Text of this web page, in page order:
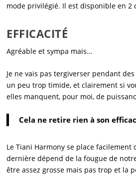
mode privilégié. Il est disponible en 2
EFFICACITÉ
Agréable et sympa mais…
Je ne vais pas tergiverser pendant
un peu trop timide, et clairement si
elles manquent, pour moi, de
Cela ne retire rien à son
Le Tiani Harmony se place facilement
dernière dépend de la fougue de
être assez grosse mais pas trop et la